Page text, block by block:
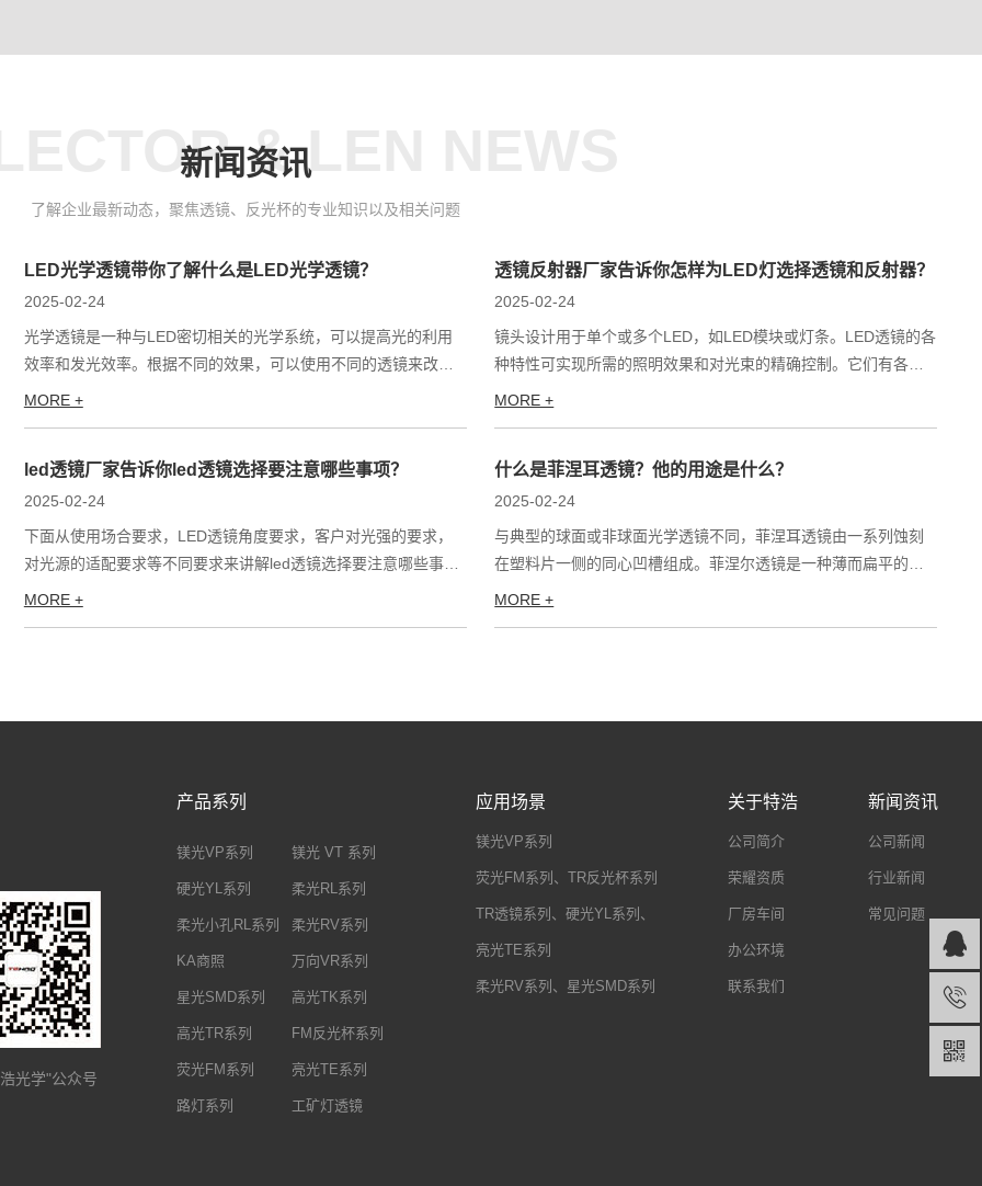
& LEN NEWS
新闻资讯
了解企业最新动态，聚焦透镜、反光杯的专业知识以及相关问题
LED光学透镜带你了解什么是LED光学透镜？
2025-02-24
光学透镜是一种与LED密切相关的光学系统，可以提高光的利用
效率和发光效率。根据不同的效果，可以使用不同的透镜来改变L
ED的光场分布。本文重点介绍二次光学透镜。...
MORE +
透镜反射器厂家告诉你怎样为LED灯选择透镜和反射器？
2025-02-24
镜头设计用于单个或多个LED，如LED模块或灯条。LED透镜的各
种特性可实现所需的照明效果和对光束的精确控制。它们有各种
形状和大小，例如圆形、方形和六边形。透镜将光从光源中心...
MORE +
led透镜厂家告诉你led透镜选择要注意哪些事项？
2025-02-24
下面从使用场合要求，LED透镜角度要求，客户对光强的要求，
对光源的适配要求等不同要求来讲解led透镜选择要注意哪些事
项？...
MORE +
什么是菲涅耳透镜？他的用途是什么？
2025-02-24
与典型的球面或非球面光学透镜不同，菲涅耳透镜由一系列蚀刻
在塑料片一侧的同心凹槽组成。菲涅尔透镜是一种薄而扁平的光
学透镜，它由一系列位于轻质塑料片表面的细小的同心圆...
MORE +
光学"公众号
产品系列
镁光VP系列 镁光 VT 系列
硬光YL系列 柔光RL系列
柔光小孔RL系列 柔光RV系列
KA商照 万向VR系列
星光SMD系列 高光TK系列
高光TR系列 FM反光杯系列
荧光FM系列 亮光TE系列
路灯系列 工矿灯透镜
应用场景
镁光VP系列
荧光FM系列、TR反光杯系列
TR透镜系列、硬光YL系列、
亮光TE系列
柔光RV系列、星光SMD系列
关于特浩
公司简介
荣耀资质
厂房车间
办公环境
联系我们
新闻资讯
公司新闻
行业新闻
常见问题